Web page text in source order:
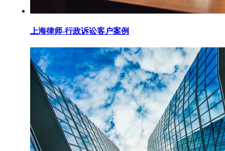
上海律师-行政诉讼客户案例